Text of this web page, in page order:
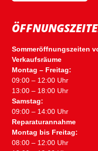
Sommeröffnungszeiten
Verkaufsräume
Montag – Freitag:
09:00 – 12:00 Uhr
13:00 – 18:00 Uhr
Samstag:
09:00 – 14:00 Uhr
Reparaturannahme
Montag bis Freitag:
08:00 – 12:00 Uhr